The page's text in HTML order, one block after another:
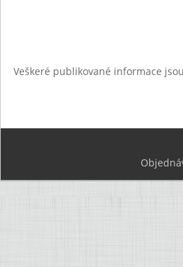
Veškeré publikované informace